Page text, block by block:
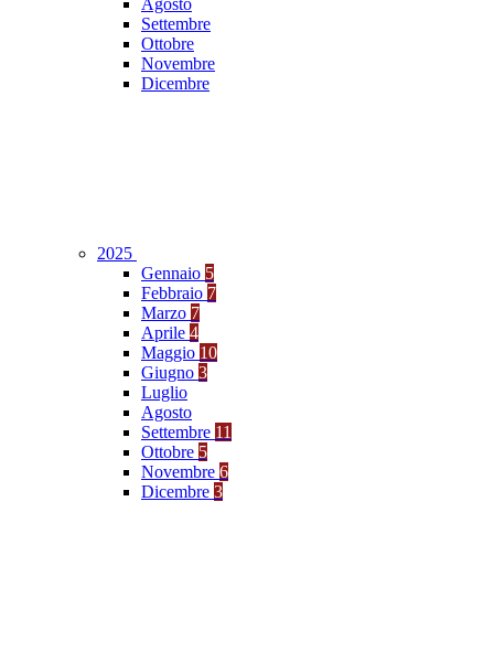
Agosto
Settembre
Ottobre
Novembre
Dicembre
2025
Gennaio 5
Febbraio 7
Marzo 7
Aprile 4
Maggio 10
Giugno 3
Luglio
Agosto
Settembre 11
Ottobre 5
Novembre 6
Dicembre 3